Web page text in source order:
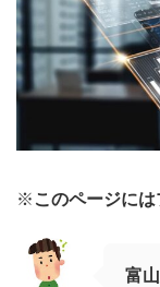
※ このページに
富